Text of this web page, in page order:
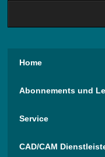
Home
Abonnements und
Service
CAD/CAM